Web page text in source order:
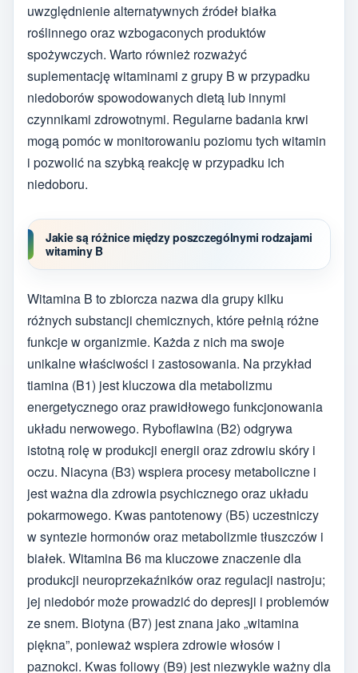
uwzględnienie alternatywnych źródeł białka
roślinnego oraz wzbogaconych produktów
spożywczych. Warto również rozważyć
suplementację witaminami z grupy B w przypadku
niedoborów spowodowanych dietą lub innymi
czynnikami zdrowotnymi. Regularne badania krwi
mogą pomóc w monitorowaniu poziomu tych witamin
i pozwolić na szybką reakcję w przypadku ich
niedoboru.
Jakie są różnice między poszczególnymi rodzajami
witaminy B
Witamina B to zbiorcza nazwa dla grupy kilku
różnych substancji chemicznych, które pełnią różne
funkcje w organizmie. Każda z nich ma swoje
unikalne właściwości i zastosowania. Na przykład
tiamina (B1) jest kluczowa dla metabolizmu
energetycznego oraz prawidłowego funkcjonowania
układu nerwowego. Ryboflawina (B2) odgrywa
istotną rolę w produkcji energii oraz zdrowiu skóry i
oczu. Niacyna (B3) wspiera procesy metaboliczne i
jest ważna dla zdrowia psychicznego oraz układu
pokarmowego. Kwas pantotenowy (B5) uczestniczy
w syntezie hormonów oraz metabolizmie tłuszczów i
białek. Witamina B6 ma kluczowe znaczenie dla
produkcji neuroprzekaźników oraz regulacji nastroju;
jej niedobór może prowadzić do depresji i problemów
ze snem. Biotyna (B7) jest znana jako „witamina
piękna”, ponieważ wspiera zdrowie włosów i
paznokci. Kwas foliowy (B9) jest niezwykle ważny dla